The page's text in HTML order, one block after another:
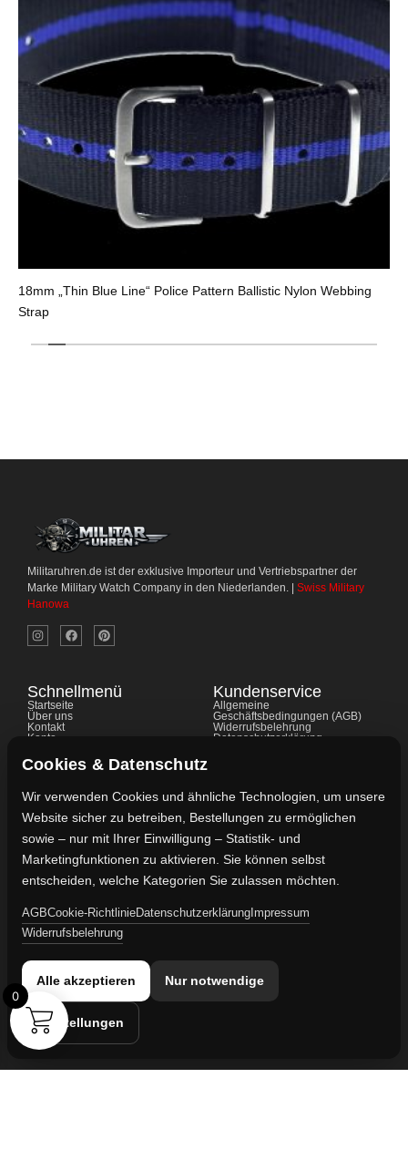
18mm „Thin Blue Line“ Police Pattern Ballistic Nylon Webbing
Strap
Militaruhren.de ist der exklusive Importeur und Vertriebspartner der
Marke Military Watch Company in den Niederlanden. | Swiss Military
Hanowa
Schnellmenü
Startseite
Über uns
Kontakt
Konto
FAQ's
Kundenservice
Allgemeine
Geschäftsbedingungen (AGB)
Widerrufsbelehrung
Datenschutzerklärung
Kontaktdaten
Vertreten durch:
Lievaart B.V.
Kontakt:
info@militaruhren.de
KVK-Nummer: 74829491
Umsatzsteuer-ID:
NL860042352B01
Cookies & Datenschutz
Wir verwenden Cookies und ähnliche Technologien, um unsere
Website sicher zu betreiben, Bestellungen zu ermöglichen
sowie – nur mit Ihrer Einwilligung – Statistik- und
Marketingfunktionen zu aktivieren. Sie können selbst
entscheiden, welche Kategorien Sie zulassen möchten.
AGBCookie-RichtlinieDatenschutzerklärung Impressum
Widerrufsbelehrung
Alle akzeptieren Nur notwendige
Einstellungen
0